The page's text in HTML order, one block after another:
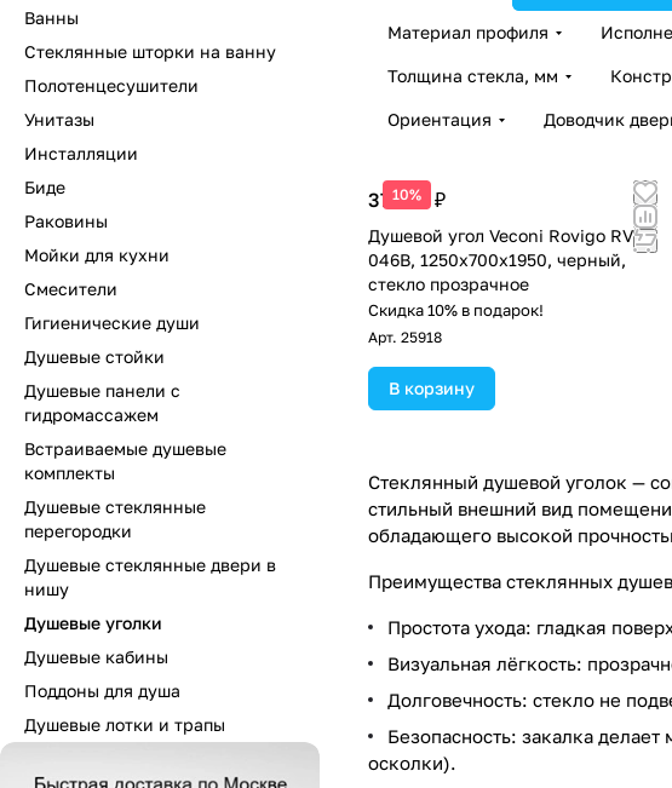
Материал профиля
Толщина стекла, мм
Ориентация Доводчик
10%
37 918 ₽
Душевой угол Veconi Rovigo RV-
046B, 1250х700х1950, черный,
стекло прозрачное
Скидка 10% в подарок!
Арт. 25918
В корзину
Стеклянный душевой уголок —
стильный внешний вид
обладающего высокой
Преимущества стеклянных
Простота ухода: гладкая
Визуальная лёгкость:
Долговечность: стекло не
Безопасность: закалка
осколки).
Ванны
Стеклянные шторки на ванну
Полотенцесушители
Унитазы
Инсталляции
Биде
Раковины
Мойки для кухни
Смесители
Гигиенические души
Душевые стойки
Душевые панели с
гидромассажем
Встраиваемые душевые
комплекты
Душевые стеклянные
перегородки
Душевые стеклянные двери в
нишу
Душевые уголки
Душевые кабины
Поддоны для душа
Душевые лотки и трапы